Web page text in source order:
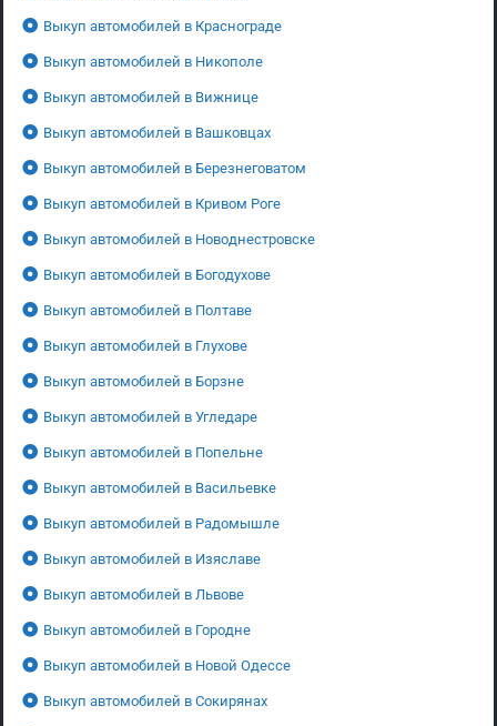
Выкуп автомобилей в Краснограде
Выкуп автомобилей в Никополе
Выкуп автомобилей в Вижнице
Выкуп автомобилей в Вашковцах
Выкуп автомобилей в Березнеговатом
Выкуп автомобилей в Кривом Роге
Выкуп автомобилей в Новоднестровске
Выкуп автомобилей в Богодухове
Выкуп автомобилей в Полтаве
Выкуп автомобилей в Глухове
Выкуп автомобилей в Борзне
Выкуп автомобилей в Угледаре
Выкуп автомобилей в Попельне
Выкуп автомобилей в Васильевке
Выкуп автомобилей в Радомышле
Выкуп автомобилей в Изяславе
Выкуп автомобилей в Львове
Выкуп автомобилей в Городне
Выкуп автомобилей в Новой Одессе
Выкуп автомобилей в Сокирянах